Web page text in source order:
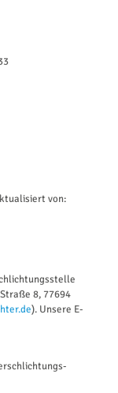
von:
8, 77694
). Unsere E-